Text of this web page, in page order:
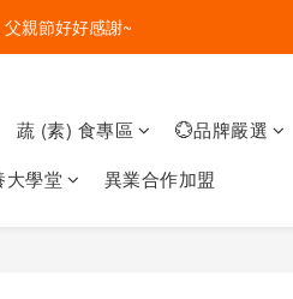
金🎁一起好好吃菜~
親節好好感謝~
蔬 (素) 食專區
💮品牌嚴選
大學堂 異業合作加盟